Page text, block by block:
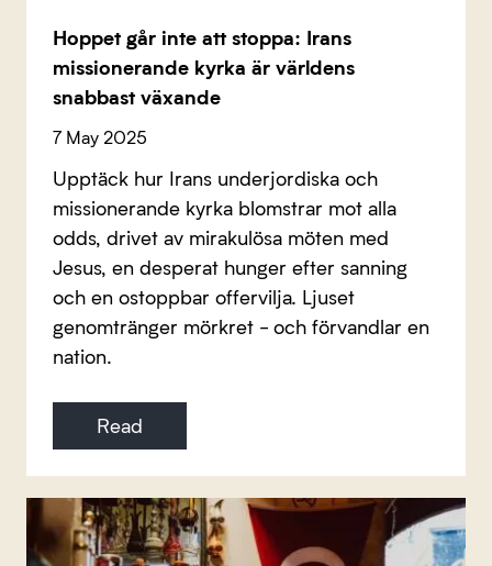
Hoppet går inte att stoppa: Irans
missionerande kyrka är världens
snabbast växande
7 May 2025
Upptäck hur Irans underjordiska och
missionerande kyrka blomstrar mot alla
odds, drivet av mirakulösa möten med
Jesus, en desperat hunger efter sanning
och en ostoppbar offervilja. Ljuset
genomtränger mörkret - och förvandlar en
nation.
Read